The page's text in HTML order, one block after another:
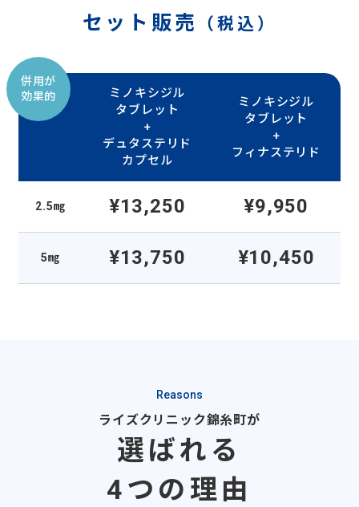
セット販売
（税込）
併用が
効果的
ミノキシジル
タブレット
+
デュタステリド
カプセル
ミノキシジル
タブレット
+
フィナステリド
2.5㎎ ¥13,250 ¥9,950
5㎎ ¥13,750 ¥10,450
Reasons
ライズクリニック錦糸町が
選ばれる
4つの理由